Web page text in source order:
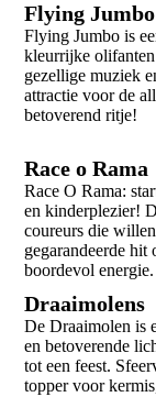
Flying Jumbo
Flying Jumbo is
kleurrijke
gezellige muziek
attractie voor de
betoverend ritje!
Race o Rama
Race O Rama:
en kinderplezier!
coureurs die
gegarandeerde hit
boordevol energie.
Draaimolens
De Draaimolen is
en betoverende
tot een feest.
topper voor